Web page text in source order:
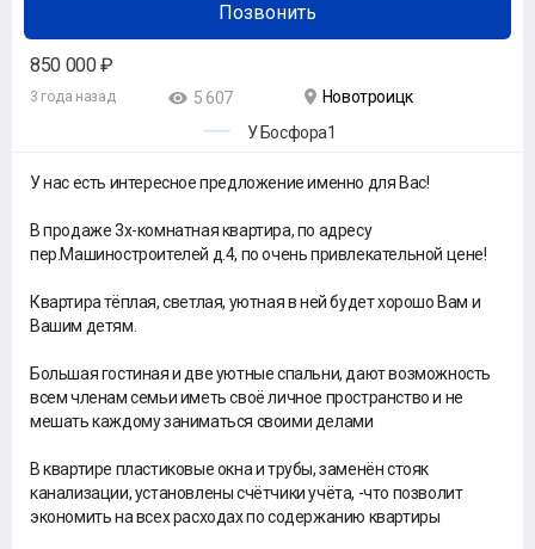
Позвонить
850 000 ₽
3 года назад 5 607
Новотроицк
У Босфора1
У нас есть интересное предложение именно для Вас!
В продаже 3х-комнатная квартира, по адресу
пер.Машиностроителей д.4, по очень привлекательной цене!
Квартира тёплая, светлая, уютная в ней будет хорошо Вам и
Вашим детям.
Большая гостиная и две уютные спальни, дают возможность
всем членам семьи иметь своё личное пространство и не
мешать каждому заниматься своими делами
В квартире пластиковые окна и трубы, заменён стояк
канализации, установлены счётчики учёта, -что позволит
экономить на всех расходах по содержанию квартиры